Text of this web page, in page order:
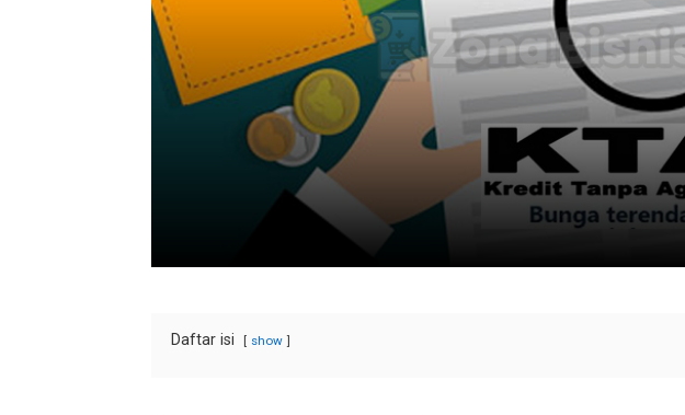
Daftar isi show